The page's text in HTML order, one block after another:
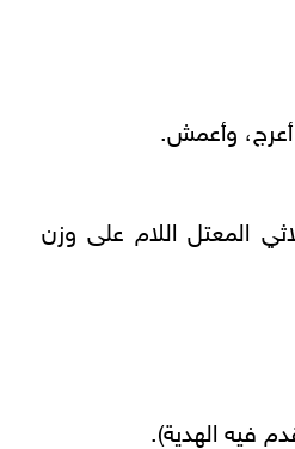
وأعمش.
المعتل اللام على وزن
فيه الهدية).